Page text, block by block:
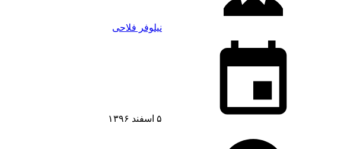
نیلوفر فلاحی
۵ اسفند ۱۳۹۶